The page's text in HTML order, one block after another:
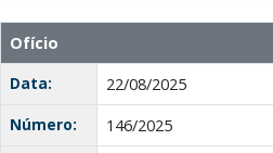
Ofício
Data:
22/08/2025
Número:
146/2025